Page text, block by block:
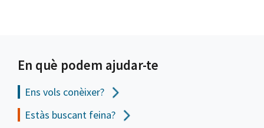
En què podem ajudar-te
Ens vols conèixer?
Estàs buscant feina?